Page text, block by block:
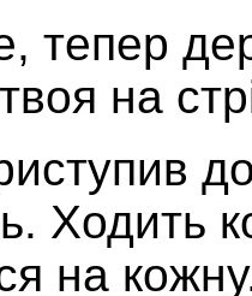
тепер
на
до
Ходить
на